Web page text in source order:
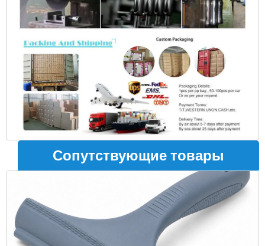
Сопутствующие товары